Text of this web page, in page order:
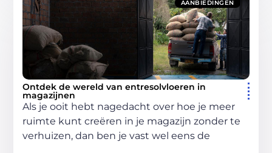
AANBIEDINGEN
Ontdek de wereld van entresolvloeren in
magazijnen
Als je ooit hebt nagedacht over hoe je meer
ruimte kunt creëren in je magazijn zonder te
verhuizen, dan ben je vast wel eens de